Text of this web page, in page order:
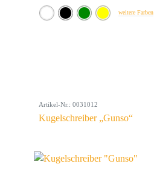
weitere Farben
Artikel-Nr.: 0031012
Kugelschreiber „Gunso“